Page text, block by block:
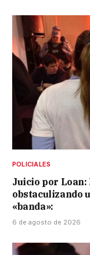
POLICIALES
Juicio por
obstaculizando
«banda»:
6 de agosto de 2026